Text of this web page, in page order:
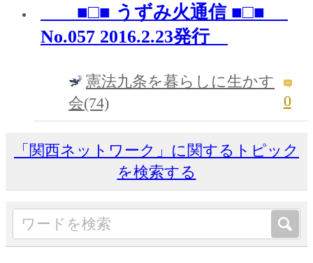
■□■ うずみ火通信 ■□■
No.057 2016.2.23発行
憲法九条を暮らしに生かす
会(74)
0
「関西ネットワーク」に関するトピック
を検索する